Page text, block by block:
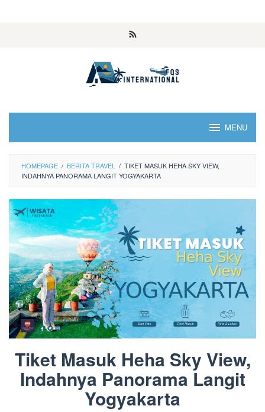
MENU
HOMEPAGE / BERITA TRAVEL / TIKET MASUK HEHA SKY VIEW,
INDAHNYA PANORAMA LANGIT YOGYAKARTA
Tiket Masuk Heha Sky View,
Indahnya Panorama Langit
Yogyakarta